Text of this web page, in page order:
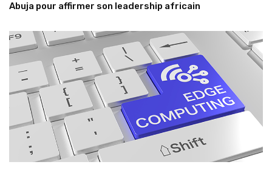
Abuja pour affirmer son leadership africain